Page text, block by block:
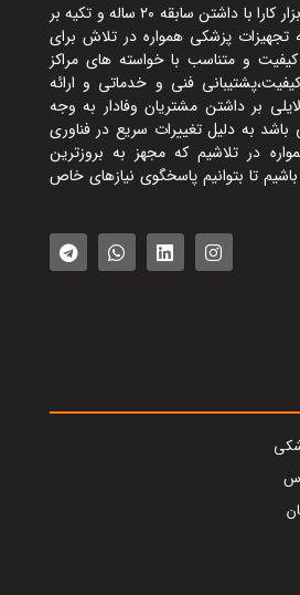
شرکت نیک پزشک ابزار کارا با داشتن سابقه ۲۰ ساله و تکیه بر
تجهیزات پزشکی همواره در تلاش برای
کیفیت و متناسب با خواسته های مراکز
فنی و خدماتی و ارائه
بر داشتن مشتریان وفادار به وجه
به دلیل تغییرات سریع در فناوری
در تلاشیم که مجهز به بروزترین
تا بتوانیم پاسخگوی نیازهای خاص